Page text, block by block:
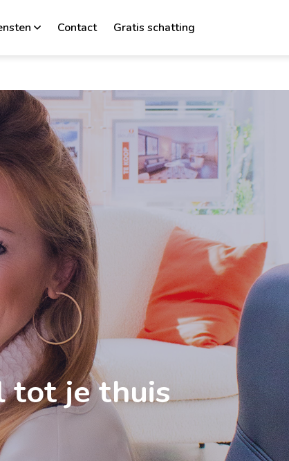
Contact Gratis schatting
tot je thuis